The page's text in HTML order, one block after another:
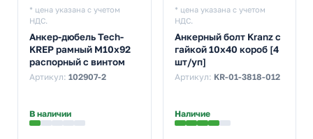
* цена указана с учетом
НДС.
Анкер-дюбель Tech-
KREP рамный М10х92
распорный с винтом
Артикул: 102907-2
В наличии
* цена указана с учетом
НДС.
Анкерный болт Kranz с
гайкой 10х40 короб [4
шт/уп]
Артикул: KR-01-3818-012
Наличие